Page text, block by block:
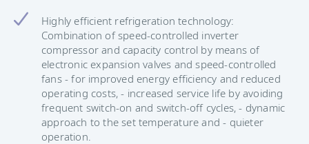
Highly efficient refrigeration technology:
Combination of speed-controlled inverter
compressor and capacity control by means of
electronic expansion valves and speed-controlled
fans - for improved energy efficiency and reduced
operating costs, - increased service life by avoiding
frequent switch-on and switch-off cycles, - dynamic
approach to the set temperature and - quieter
operation.